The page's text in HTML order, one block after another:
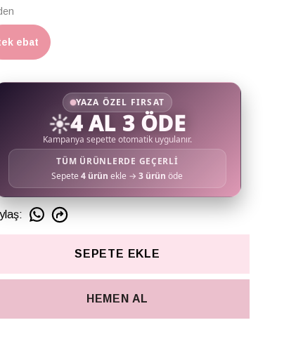
ebat
YAZA ÖZEL FIRSAT
☀️4 AL 3 ÖDE
Kampanya sepette otomatik uygulanır.
TÜM ÜRÜNLERDE GEÇERLİ
Sepete4 ürün ekle →3 ürün öde
:
SEPETE EKLE
HEMEN AL